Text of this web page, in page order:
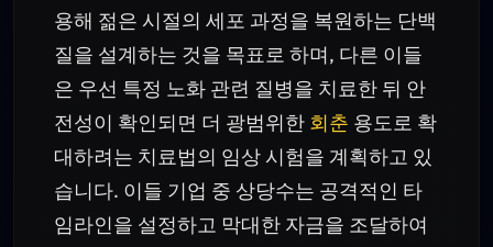
용해 젊은 시절의 세포 과정을 복원하는 단백
질을 설계하는 것을 목표로 하며, 다른 이들
은 우선 특정 노화 관련 질병을 치료한 뒤 안
전성이 확인되면 더 광범위한 회춘 용도로 확
대하려는 치료법의 임상 시험을 계획하고 있
습니다. 이들 기업 중 상당수는 공격적인 타
임라인을 설정하고 막대한 자금을 조달하여